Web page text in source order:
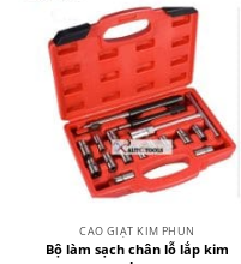
CAO GIẬT KIM PHUN
Bộ làm sạch chân lỗ lắp kim